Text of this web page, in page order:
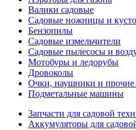
Валики садовые
Садовые ножницы и
Бензопилы
Садовые измельчители
Садовые пылесосы и
Мотобуры и ледорубы
Дровоколы
Очки, наушники и прочие
Подметальные машины
Запчасти для садовой
Аккумуляторы для